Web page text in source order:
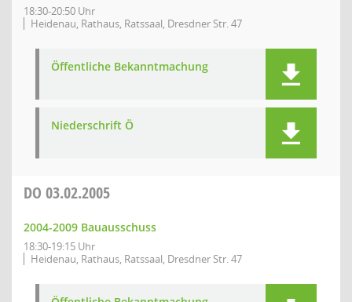
18:30-20:50 Uhr
Heidenau, Rathaus, Ratssaal, Dresdner Str. 47
Öffentliche Bekanntmachung
Niederschrift Ö
DO 03.02.2005
2004-2009 Bauausschuss
18:30-19:15 Uhr
Heidenau, Rathaus, Ratssaal, Dresdner Str. 47